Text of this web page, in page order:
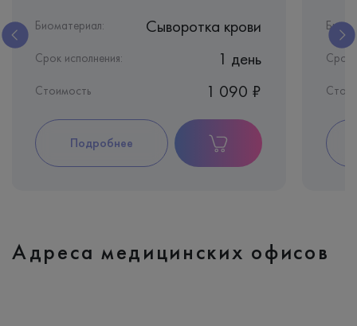
Биоматериал: Сыворотка крови
Срок исполнения: 1 день
Стоимость 1 090 ₽
Подробнее
Срок
Адреса медицинских офисов